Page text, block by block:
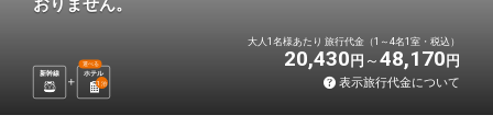
おりません。
新幹線 ホテル
選べる
1 泊
大人1名様あたり 旅行代金（1～4名1室・税込）
20,430 円 48,170 円
表示旅行代金について